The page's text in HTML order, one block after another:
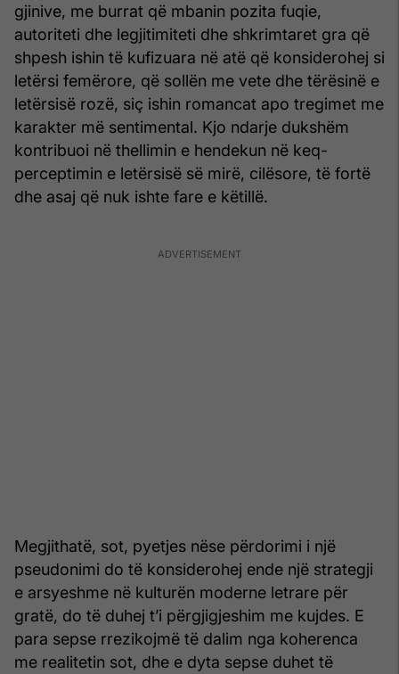
gjinive, me burrat që mbanin pozita fuqie,
autoriteti dhe legjitimiteti dhe shkrimtaret gra që
shpesh ishin të kufizuara në atë që konsiderohej si
letërsi femërore, që sollën me vete dhe tërësinë e
letërsisë rozë, siç ishin romancat apo tregimet me
karakter më sentimental. Kjo ndarje dukshëm
kontribuoi në thellimin e hendekun në keq-
perceptimin e letërsisë së mirë, cilësore, të fortë
dhe asaj që nuk ishte fare e këtillë.
Megjithatë, sot, pyetjes nëse përdorimi i një
pseudonimi do të konsiderohej ende një strategji
e arsyeshme në kulturën moderne letrare për
gratë, do të duhej t’i përgjigjeshim me kujdes. E
para sepse rrezikojmë të dalim nga koherenca
me realitetin sot, dhe e dyta sepse duhet të